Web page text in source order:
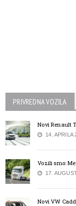
PRIVREDNA VOZILA
Novi Renault
14. APRILA
Vozili smo:
17.
Novi VW